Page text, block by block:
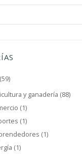
y ganadería (88)
(1)
(1)
(1)
(1)